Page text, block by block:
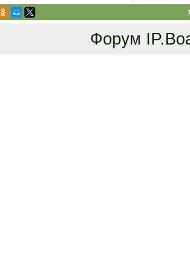
Форум